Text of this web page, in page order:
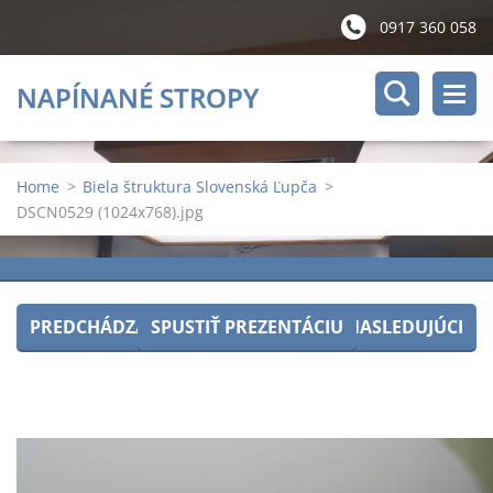
0917 360 058
NAPÍNANÉ STROPY
Home > Biela štruktura Slovenská Ľupča >
DSCN0529 (1024x768).jpg
PREDCHÁDZAJÚCISPUSTIŤ PREZENTÁCIU NASLEDUJÚCI